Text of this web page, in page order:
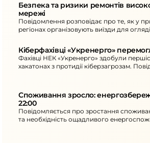
Безпека та ризики ремонтів
мережі
Повідомлення розповідає про те, як у
регіонах організовують виїзди для
безпеки під час робіт.
Кіберфахівці «Укренерго»
Фахівці НЕК «Укренерго» здобули
хакатонах з протидії кіберзагрозам.
Споживання зросло:
22:00
Повідомляється про зростання
та необхідність ощадливого